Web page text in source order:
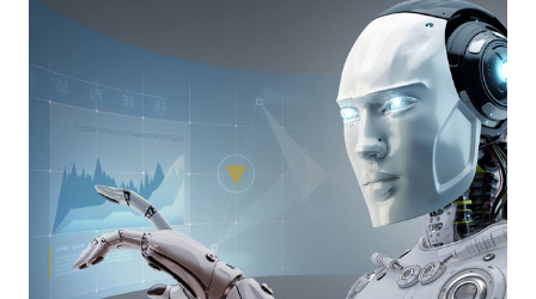
หาเงินช่วยเหลือสัตว์ แต่พอเจ้าของเห็นวีดีโอและภาพปาร์ตี้ใน
อินเตอร์เน็ตก็ ไม่พอใจอย่างมากเตรียมฟ้องเรียกค่าเสียหายที่เกิดกับ
ตัวบ้าน สระว่ายน้ำ เฟอร์นิเจอร์ และของที่ถูกขโมย รวมถึงขยะ
จำนวนมาก เป็นเงิน $1 million ซึ่ง AirBNB ก็ออกมาสนับสนุน
เจ้าของบ้านในการฟ้องแถม แบน Brett Barna จากบริการของ
AirBNB ตอนนี้เลยเกิดเป็นข่าวใหญ่ แน่นอนว่าพอเป็นข่าวปาร์ตี้สุด
เหวี่ยง จนทำคนอื่นเดือดร้อน ทำให้บริษัท Moore Capital ออก
แถลงข่าว เพื่อรักษาภาพลักษณ์ของบริษัทว่...